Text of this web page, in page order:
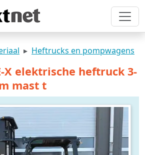
Heftrucks en pompwagens
X elektrische heftruck 3-
mast t